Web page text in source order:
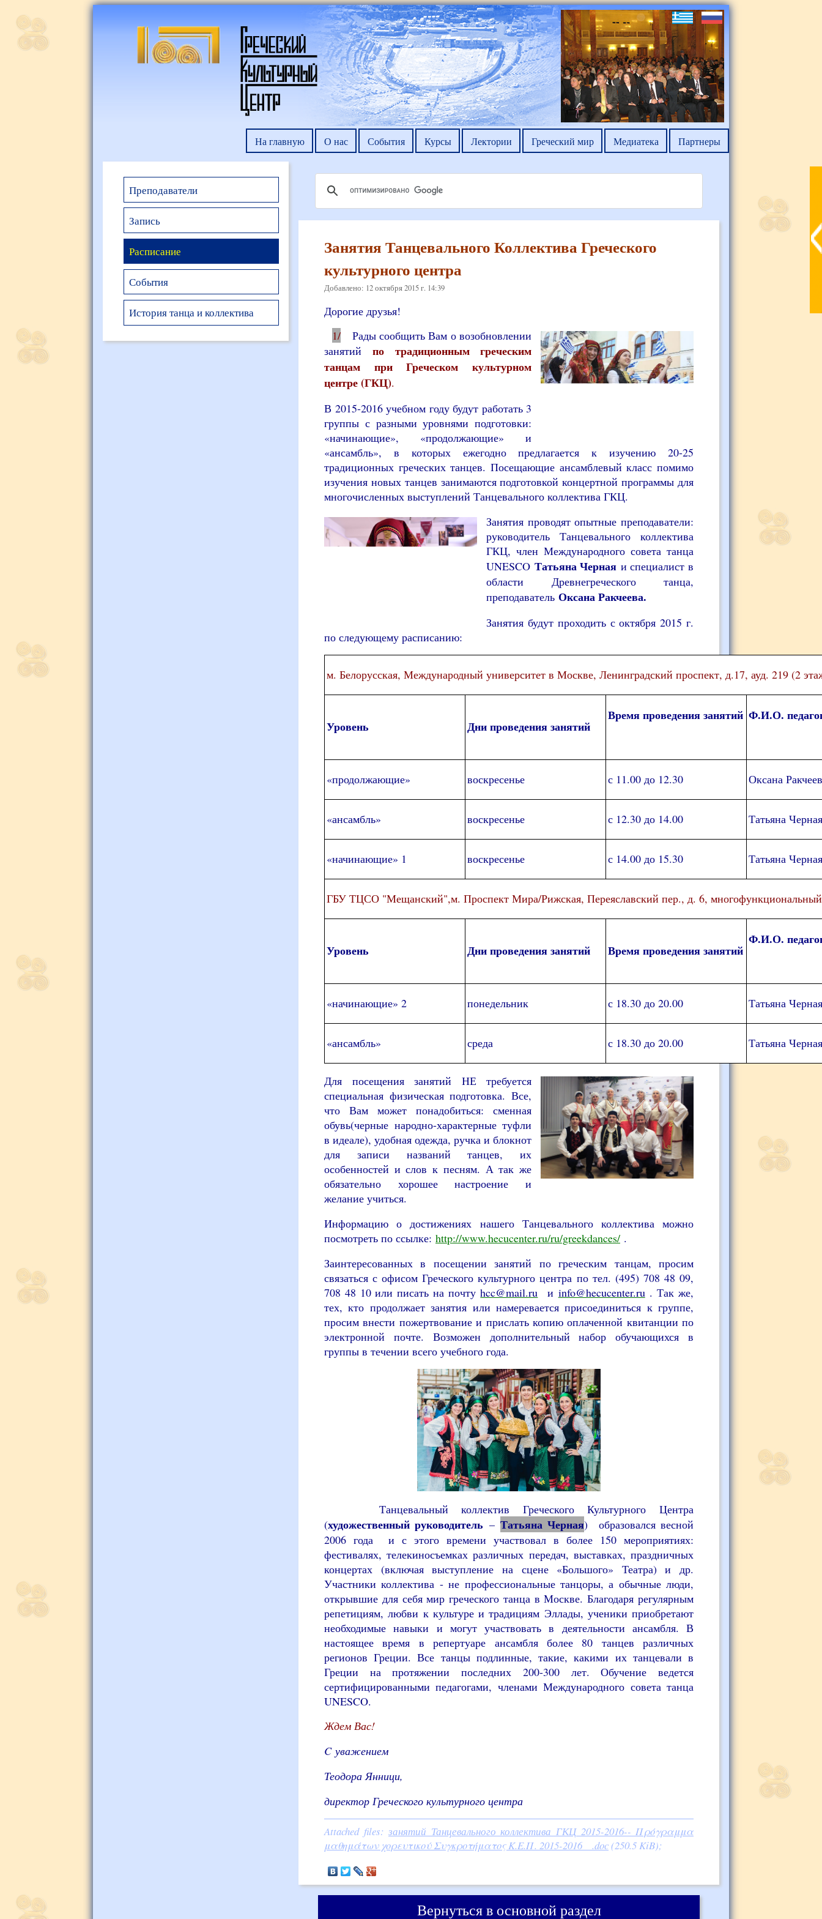
На главную О нас События Курсы Лектории Греческий мир Медиатека Партнеры
Преподаватели
Запись
Расписание
События
История танца и коллектива
Занятия Танцевального Коллектива Греческого
культурного центра
Добавлено: 12 октября 2015 г. 14:39
Дорогие друзья!
1/
Рады сообщить Вам о возобновлении
занятийпо традиционным греческим
танцам при Греческом культурном
центре (ГКЦ).
В 2015-2016 учебном году будут работать 3
группы с разными уровнями подготовки:
«начинающие», «продолжающие» и
«ансамбль», в которых ежегодно предлагается к изучению 20-25
традиционных греческих танцев. Посещающие ансамблевый класс помимо
изучения новых танцев занимаются подготовкой концертной программы для
многочисленных выступлений Танцевального коллектива ГКЦ.
Занятия проводят опытные преподаватели:
руководитель Танцевального коллектива
ГКЦ, член Международного совета танца
UNESCO Татьяна Черная и специалист в
области Древнегреческого танца,
преподаватель Оксана Ракчеева.
Занятия будут проходить с октября 2015 г.
по следующему расписанию:
м. Белорусская, Международный университет в Москве, Ленинградский проспект, д.17, ауд. 219 (2
Уровень Дни проведения занятий
Время проведения занятий Ф.И.О.
«продолжающие» воскресенье с 11.00 до 12.30 Оксана
«ансамбль» воскресенье с 12.30 до 14.00 Татьяна
«начинающие» 1 воскресенье с 14.00 до 15.30 Татьяна
ГБУ ТЦСО "Мещанский",м. Проспект Мира/Рижская, Переяславский пер., д. 6, многофункциональный
Уровень Дни проведения занятий Время проведения занятий
Ф.И.О.
«начинающие» 2 понедельник с 18.30 до 20.00 Татьяна
«ансамбль» среда с 18.30 до 20.00 Татьяна
Для посещения занятий НЕ требуется
специальная физическая подготовка. Все,
что Вам может понадобиться: сменная
обувь(черные народно-характерные туфли
в идеале), удобная одежда, ручка и блокнот
для записи названий танцев, их
особенностей и слов к песням. А так же
обязательно хорошее настроение и
желание учиться.
Информацию о достижениях нашего Танцевального коллектива можно
посмотреть по ссылке: http://www.hecucenter.ru/ru/greekdances/ .
Заинтересованных в посещении занятий по греческим танцам, просим
связаться с офисом Греческого культурного центра по тел. (495) 708 48 09,
708 48 10 или писать на почтуhcc@mail.ru и info@hecucenter.ru. Так же,
тех, кто продолжает занятия или намеревается присоединиться к группе,
просим внести пожертвование и прислать копию оплаченной квитанции по
электронной почте. Возможен дополнительный набор обучающихся в
группы в течении всего учебного года.
Танцевальный коллектив Греческого Культурного Центра
(художественный руководитель – Татьяна Черная) образовался весной
2006 года и с этого времени участвовал в более 150 мероприятиях:
фестивалях, телекиносъемках различных передач, выставках, праздничных
концертах (включая выступление на сцене «Большого» Театра) и др.
Участники коллектива - не профессиональные танцоры, а обычные люди,
открывшие для себя мир греческого танца в Москве. Благодаря регулярным
репетициям, любви к культуре и традициям Эллады, ученики приобретают
необходимые навыки и могут участвовать в деятельности ансамбля. В
настоящее время в репертуаре ансамбля более 80 танцев различных
регионов Греции. Все танцы подлинные, такие, какими их танцевали в
Греции на протяжении последних 200-300 лет. Обучение ведется
сертифицированными педагогами, членами Международного совета танца
UNESCO.
Ждем Вас!
C уважением
Теодора Янници,
директор Греческого культурного центра
Attached files: занятий Танцевального коллектива ГКЦ_2015-2016-- Πρόγραμμα
μαθημάτων χορευτικού Συγκροτήματος Κ.Ε.Π. 2015-2016__.doc(250.5 KiB);
Вернуться в основной раздел